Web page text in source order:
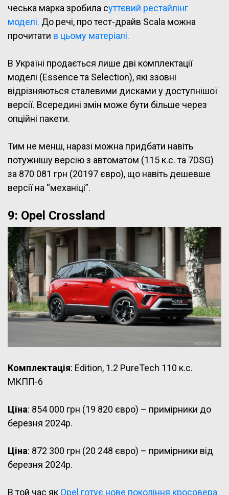
чеська марка зробила суттєвий рестайлінг
моделі. До речі, про тест-драйв Scala можна
прочитати в цьому матеріалі.
В Україні продається лише дві комплектації
моделі (Essence та Selection), які ззовні
відрізняються сталевими дисками у доступнішої
версії. Всередині змін може бути більше через
опційні пакети.
Тим не менш, наразі можна придбати навіть
потужнішу версію з автоматом (115 к.с. та 7DSG)
за 870 081 грн (20197 євро), що навіть дешевше
версії на “механіці”.
9: Opel Crossland
Комплектація: Edition, 1.2 PureTech 110 к.с.
MКПП-6
Ціна: 854 000 грн (19 820 євро) – примірники до
березня 2024р.
Ціна: 872 300 грн (20 248 євро) – примірники від
березня 2024р.
В той час як Opel готує нове покоління кросовера